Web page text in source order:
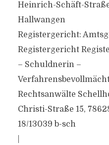
Heinrich-Schäft-
Hallwangen
Registergericht:
Registergericht
– Schuldnerin –
Rechtsanwälte
Christi-Straße 15,
18/13039 b-sch